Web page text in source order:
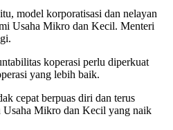
model korporatisasi dan nelayan
Usaha Mikro dan Kecil. Menteri
koperasi perlu diperkuat
yang lebih baik.
cepat berpuas diri dan terus
Usaha Mikro dan Kecil yang naik